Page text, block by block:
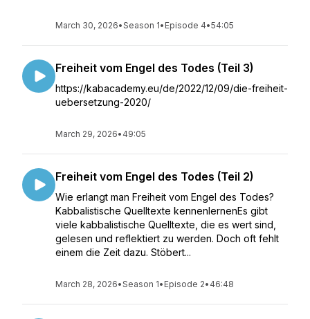
March 30, 2026•Season 1• Episode 4•54:05
Freiheit vom Engel des Todes (Teil 3)
https://kabacademy.eu/de/2022/12/09/die-freiheit-
uebersetzung-2020/
March 29, 2026• 49:05
Freiheit vom Engel des Todes (Teil 2)
Wie erlangt man Freiheit vom Engel des Todes?
Kabbalistische Quelltexte kennenlernenEs gibt
viele kabbalistische Quelltexte, die es wert sind,
gelesen und reflektiert zu werden. Doch oft fehlt
einem die Zeit dazu. Stöbert...
March 28, 2026•Season 1• Episode 2• 46:48